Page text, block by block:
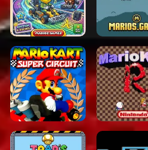
Categorieën
Mario Racing